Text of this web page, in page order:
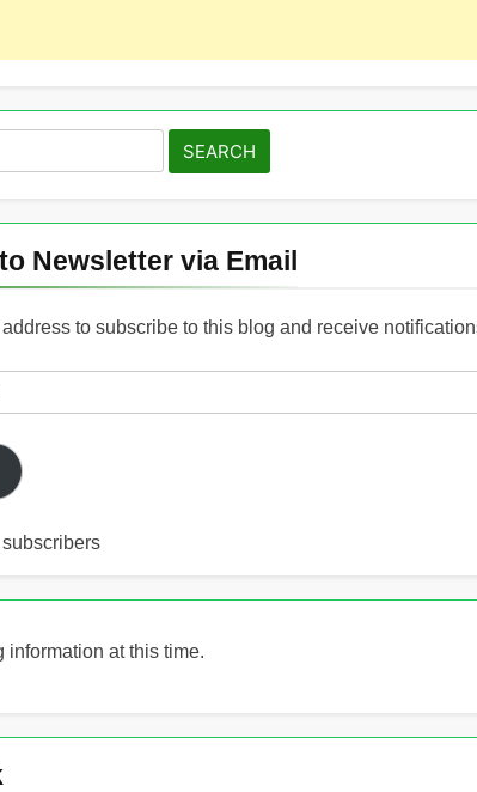
Newsletter via Email
to subscribe to this blog and receive
information at this time.